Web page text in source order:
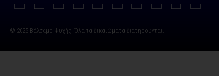
© 2025 Βάλσαμο Ψυχής. Όλα τα δικαιώματα διατηρούνται.